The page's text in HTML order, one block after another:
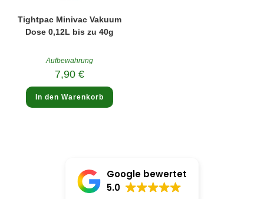
Tightpac Minivac Vakuum
Dose 0,12L bis zu 40g
Aufbewahrung
7,90€
In den Warenkorb
Google bewertet
5.0